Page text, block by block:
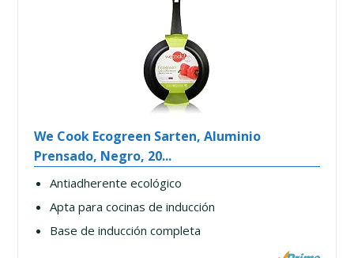
We Cook Ecogreen Sarten, Aluminio
Prensado, Negro, 20...
Antiadherente ecológico
Apta para cocinas de inducción
Base de inducción completa